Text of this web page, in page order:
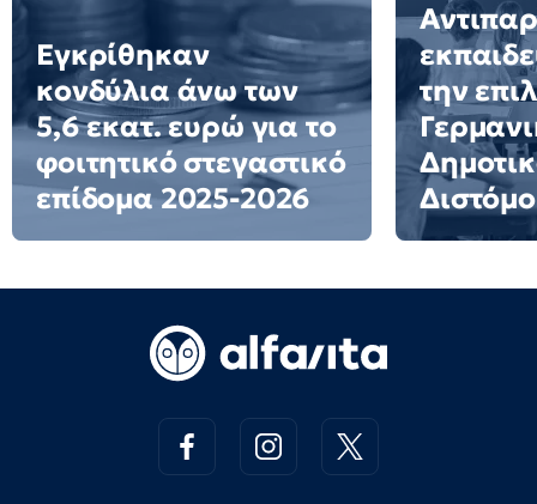
Εγκρίθηκαν
κονδύλια άνω των
5,6 εκατ. ευρώ για το
φοιτητικό στεγαστικό
επίδομα 2025-2026
την